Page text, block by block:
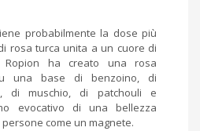
probabilmente la dose più
rosa turca unita a un cuore di
Ropion ha creato una rosa
una base di benzoino, di
di muschio, di patchouli e
evocativo di una bellezza
come un magnete.